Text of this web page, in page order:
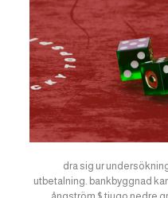
dra sig ur
utbetalning. bankbyggnad